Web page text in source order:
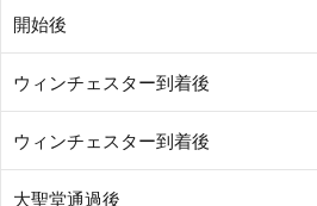
開始後
ウィンチェスター到着後
ウィンチェスター到着後
大聖堂通過後